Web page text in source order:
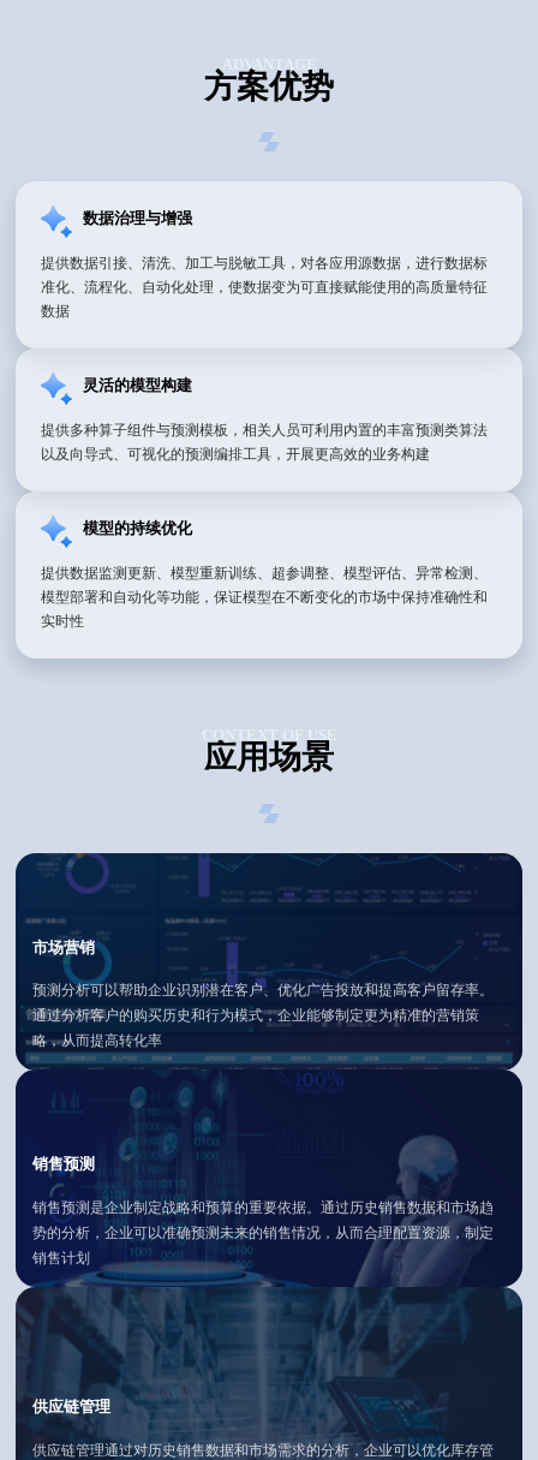
方案优势
ADVANTAGE
数据治理与增强
提供数据引接、清洗、加工与脱敏工具，对各应用源数据，进行数据标
准化、流程化、自动化处理，使数据变为可直接赋能使用的高质量特征
数据
灵活的模型构建
提供多种算子组件与预测模板，相关人员可利用内置的丰富预测类算法
以及向导式、可视化的预测编排工具，开展更高效的业务构建
模型的持续优化
提供数据监测更新、模型重新训练、超参调整、模型评估、异常检测、
模型部署和自动化等功能，保证模型在不断变化的市场中保持准确性和
实时性
应用场景
CONTEXT OF USE
市场营销
预测分析可以帮助企业识别潜在客户、优化广告投放和提高客户留存率。
通过分析客户的购买历史和行为模式，企业能够制定更为精准的营销策
略，从而提高转化率
销售预测
销售预测是企业制定战略和预算的重要依据。通过历史销售数据和市场趋
势的分析，企业可以准确预测未来的销售情况，从而合理配置资源，制定
销售计划
供应链管理
供应链管理通过对历史销售数据和市场需求的分析，企业可以优化库存管